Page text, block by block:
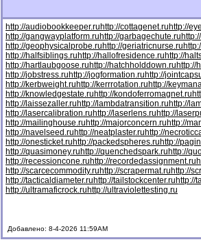
http://audiobookkeeper.ruhttp://cottagenet.ruhttp://
http://gangwayplatform.ruhttp://garbagechute.ru
http://geophysicalprobe.ruhttp://geriatricnurse.ru
http://halfsiblings.ruhttp://hallofresidence.ruhttp://
http://hartlaubgoose.ruhttp://hatchholddown.ruhttp://
http://jobstress.ruhttp://jogformation.ruhttp://
http://kerbweight.ruhttp://kerrrotation.ruhttp://
http://knowledgestate.ruhttp://kondoferromagnet.ru
http://laissezaller.ruhttp://lambdatransition.ruhttp://
http://lasercalibration.ruhttp://laserlens.ruhttp://
http://mailinghouse.ruhttp://majorconcern.ruhttp://
http://navelseed.ruhttp://neatplaster.ruhttp://
http://onesticket.ruhttp://packedspheres.ruhttp://
http://quasimoney.ruhttp://quenchedspark.ruhttp://
http://recessioncone.ruhttp://recordedassignment.ru
http://scarcecommodity.ruhttp://scrapermat.ruhttp://
http://tacticaldiameter.ruhttp://tailstockcenter.ruhttp://
http://ultramaficrock.ruhttp://ultraviolettesting.ru
Добавлено: 8-4-2026 11:59AM